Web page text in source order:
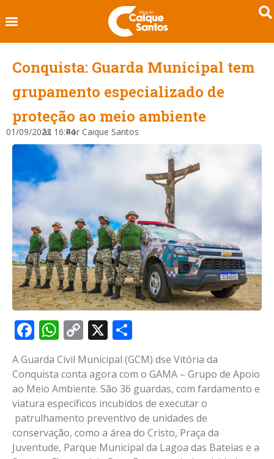
Conquista: Guarda Municipal tem
grupamento especializado de
proteção ao meio ambiente
01/09/2022
às 16:44
Por Caique Santos
Facebook
WhatsApp
Copy
Link
X
A Guarda Civil Municipal (GCM) dse Vitória da
Conquista conta agora com o GAMA – Grupo de Apoio
ao Meio Ambiente. São 36 guardas, com fardamento e
viatura específicos incubidos de executar o
patrulhamento preventivo de unidades de
conservação, como a área do Cristo, Praça da
Juventude, Parque Municipal da Lagoa das Bateias e a